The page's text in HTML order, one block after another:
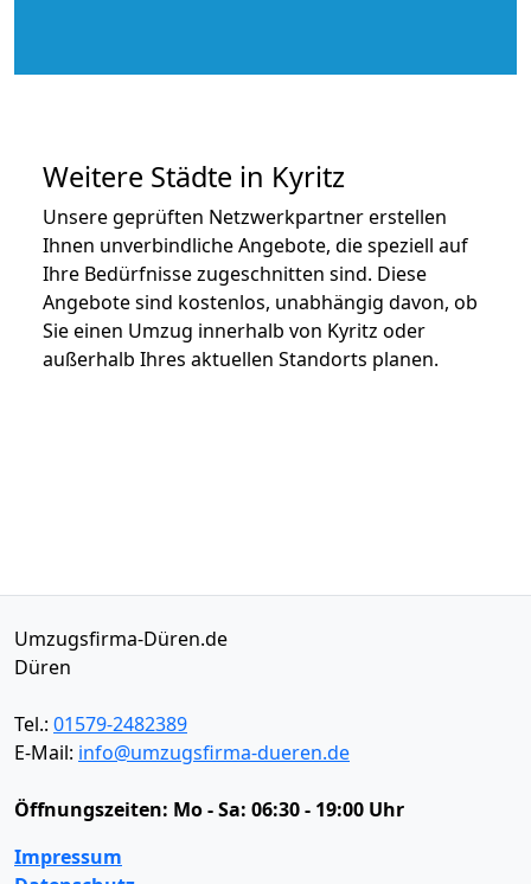
Weitere Städte in Kyritz
Unsere geprüften Netzwerkpartner erstellen
Ihnen unverbindliche Angebote, die speziell auf
Ihre Bedürfnisse zugeschnitten sind. Diese
Angebote sind kostenlos, unabhängig davon, ob
Sie einen Umzug innerhalb von Kyritz oder
außerhalb Ihres aktuellen Standorts planen.
Umzugsfirma-Düren.de
Düren
Tel.: 01579-2482389
E-Mail: info@umzugsfirma-dueren.de
Öffnungszeiten: Mo - Sa: 06:30 - 19:00 Uhr
Impressum